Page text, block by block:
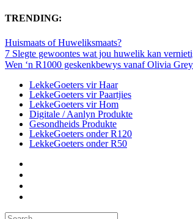
TRENDING:
Huismaats of Huweliksmaats?
7 Slegte gewoontes wat jou huwelik kan
Wen ‘n R1000 geskenkbewys vanaf Olivia
LekkeGoeters vir Haar
LekkeGoeters vir Paartjies
LekkeGoeters vir Hom
Digitale / Aanlyn Produkte
Gesondheids Produkte
LekkeGoeters onder R120
LekkeGoeters onder R50